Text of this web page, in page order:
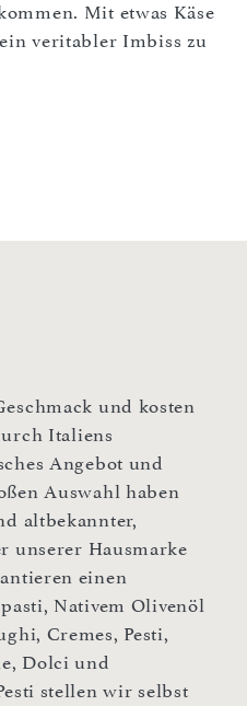
Mit etwas Käse
veritabler Imbiss zu
und kosten
Italiens
Angebot und
Auswahl haben
altbekannter,
unserer Hausmarke
einen
Nativem Olivenöl
Cremes, Pesti,
Dolci und
stellen wir selbst